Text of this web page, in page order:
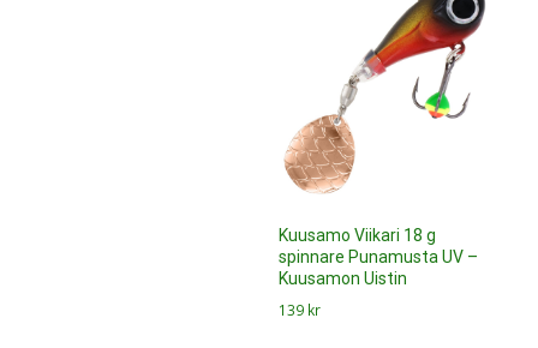
Kuusamo Viikari 18 g
spinnare Punamusta UV –
Kuusamon Uistin
139 kr